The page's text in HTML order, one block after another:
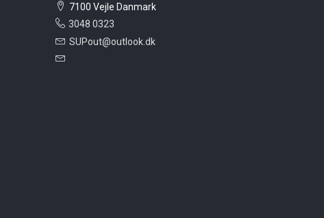
7100 Vejle Danmark
3048 0323
SUPout@outlook.dk